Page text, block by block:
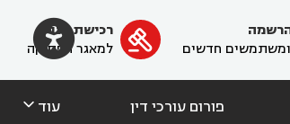

ומשתמשים חדשים

רכישת מנוי
למאגר הפסיקה
פורום עורכי דין עוד 